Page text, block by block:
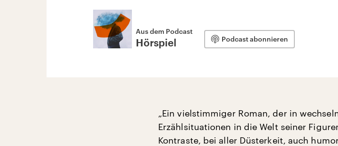
Aus dem Podcast
Hörspiel Podcast abonnieren
„Ein vielstimmiger Roman, der in
Erzählsituationen in die Welt seiner
Kontraste, bei aller Düsterkeit, auch